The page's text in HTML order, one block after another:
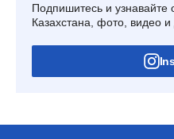
Подпишитесь и узнавайте
Казахстана, фото, видео и